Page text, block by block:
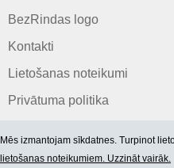
BezRindas logo
Kontakti
Lietošanas noteikumi
Privātuma politika
Mēs izmantojam sīkdatnes. Turpinot
lietošanas noteikumiem. Uzzināt vairāk.